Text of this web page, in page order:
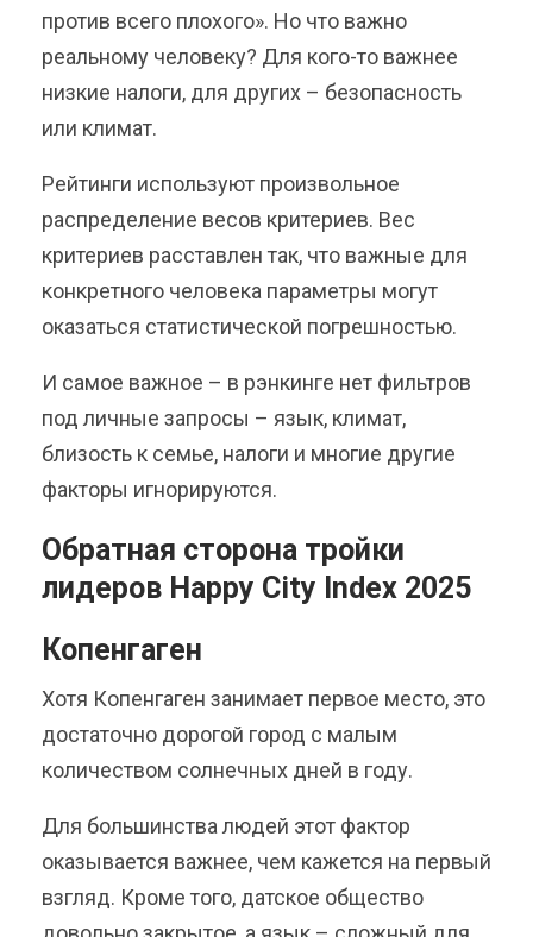
против всего плохого». Но что важно
реальному человеку? Для кого-то важнее
низкие налоги, для других – безопасность
или климат.
Рейтинги используют произвольное
распределение весов критериев. Вес
критериев расставлен так, что важные для
конкретного человека параметры могут
оказаться статистической погрешностью.
И самое важное – в рэнкинге нет фильтров
под личные запросы – язык, климат,
близость к семье, налоги и многие другие
факторы игнорируются.
Обратная сторона тройки
лидеров Happy City Index 2025
Копенгаген
Хотя Копенгаген занимает первое место, это
достаточно дорогой город с малым
количеством солнечных дней в году.
Для большинства людей этот фактор
оказывается важнее, чем кажется на первый
взгляд. Кроме того, датское общество